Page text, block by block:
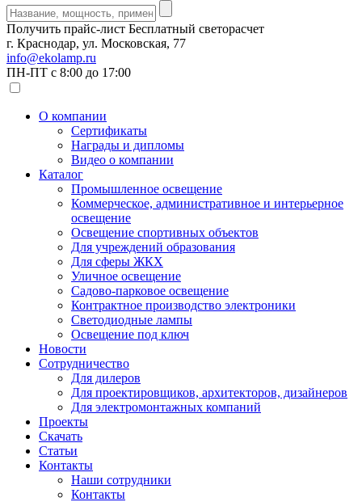
Получить прайс-лист Бесплатный светорасчет
г. Краснодар, ул. Московская, 77
info@ekolamp.ru
ПН-ПТ с 8:00 до 17:00
О компании
Сертификаты
Награды и дипломы
Видео о компании
Каталог
Промышленное освещение
Коммерческое, административное и интерьерное
освещение
Освещение спортивных объектов
Для учреждений образования
Для сферы ЖКХ
Уличное освещение
Садово-парковое освещение
Контрактное производство электроники
Светодиодные лампы
Освещение под ключ
Новости
Сотрудничество
Для дилеров
Для проектировщиков, архитекторов, дизайнеров
Для электромонтажных компаний
Проекты
Скачать
Статьи
Контакты
Наши сотрудники
Контакты